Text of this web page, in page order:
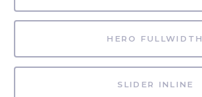
HERO FULLWIDTH
SLIDER INLINE